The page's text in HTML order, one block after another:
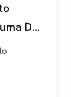
De